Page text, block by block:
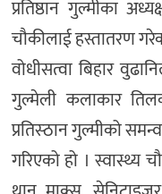
प्रतिष्ठान गुल्मीका
चौकीलाई हस्तातरण
वोधीसत्वा बिहार
गुल्मेली कलाकार
प्रतिस्ठान गुल्मीको
गरिएको हो । स्वास्थ्य